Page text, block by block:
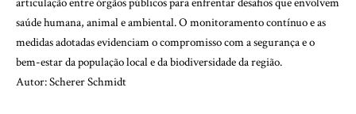
articulação entre órgãos públicos para enfrentar desafios que envolvem
saúde humana, animal e ambiental. O monitoramento contínuo e as
medidas adotadas evidenciam o compromisso com a segurança e o
bem-estar da população local e da biodiversidade da região.
Autor: Scherer Schmidt